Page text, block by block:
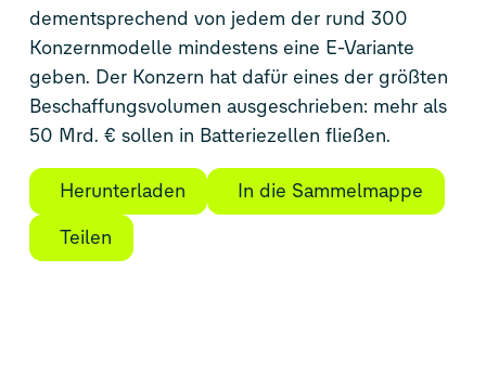
dementsprechend von jedem der rund 300
Konzernmodelle mindestens eine E-Variante
geben. Der Konzern hat dafür eines der größten
Beschaffungsvolumen ausgeschrieben: mehr als
50 Mrd. € sollen in Batteriezellen fließen.
Herunterladen
In die Sammelmappe
Teilen